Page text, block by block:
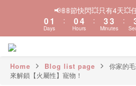
＼🚚全品項現貨~快
3
2
1
0
2
1
0
1
0
＼🚚全品項現貨~快
Home Blog list page
你家的
來解鎖【火屬性】寵物！